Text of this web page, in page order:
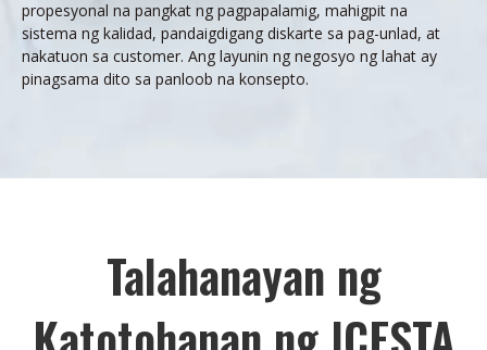
propesyonal na pangkat ng pagpapalamig, mahigpit na
sistema ng kalidad, pandaigdigang diskarte sa pag-unlad, at
nakatuon sa customer. Ang layunin ng negosyo ng lahat ay
pinagsama dito sa panloob na konsepto.
Talahanayan ng